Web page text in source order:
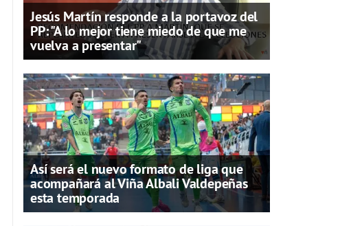
Jesús Martín responde a la portavoz del
PP: "A lo mejor tiene miedo de que me
vuelva a presentar"
Así será el nuevo formato de liga que
acompañará al Viña Albali Valdepeñas
esta temporada